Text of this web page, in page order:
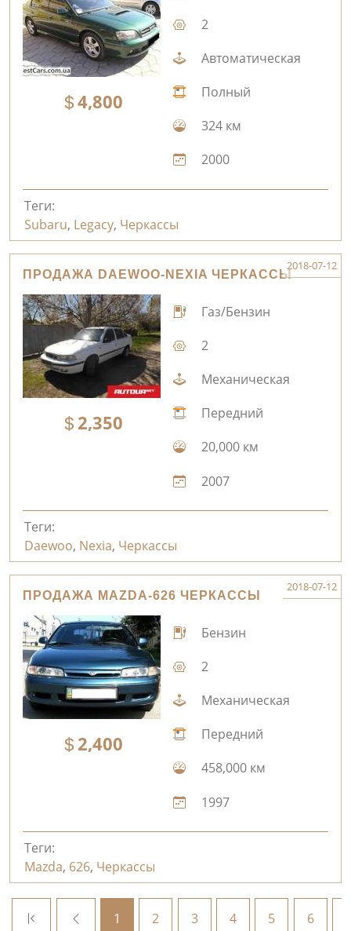
4,800
2
Автоматическая
Полный
324 км
2000
Теги:
Subaru, Legacy, Черкассы
ПРОДАЖА DAEWOO-NEXIA ЧЕРКАССЫ
2018-07-12
2,350
Газ/Бензин
2
Механическая
Передний
20,000 км
2007
Теги:
Daewoo, Nexia, Черкассы
ПРОДАЖА MAZDA-626 ЧЕРКАССЫ
2018-07-12
2,400
Бензин
2
Механическая
Передний
458,000 км
1997
Теги:
Mazda, 626, Черкассы
1 2 3 4 5 6